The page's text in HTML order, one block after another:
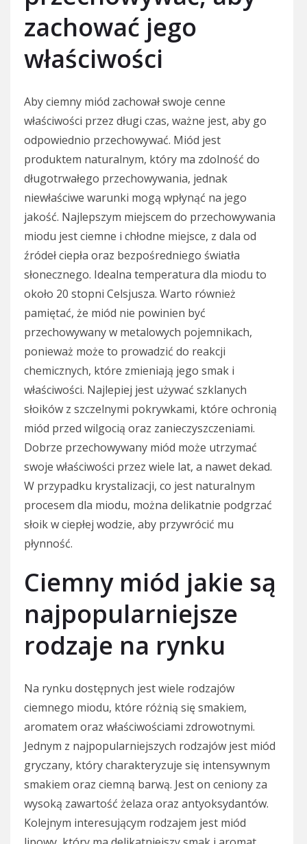
zachować jego
właściwości
Aby ciemny miód zachował swoje cenne
właściwości przez długi czas, ważne jest, aby go
odpowiednio przechowywać. Miód jest
produktem naturalnym, który ma zdolność do
długotrwałego przechowywania, jednak
niewłaściwe warunki mogą wpłynąć na jego
jakość. Najlepszym miejscem do przechowywania
miodu jest ciemne i chłodne miejsce, z dala od
źródeł ciepła oraz bezpośredniego światła
słonecznego. Idealna temperatura dla miodu to
około 20 stopni Celsjusza. Warto również
pamiętać, że miód nie powinien być
przechowywany w metalowych pojemnikach,
ponieważ może to prowadzić do reakcji
chemicznych, które zmieniają jego smak i
właściwości. Najlepiej jest używać szklanych
słoików z szczelnymi pokrywkami, które ochronią
miód przed wilgocią oraz zanieczyszczeniami.
Dobrze przechowywany miód może utrzymać
swoje właściwości przez wiele lat, a nawet dekad.
W przypadku krystalizacji, co jest naturalnym
procesem dla miodu, można delikatnie podgrzać
słoik w ciepłej wodzie, aby przywrócić mu
płynność.
Ciemny miód jakie są
najpopularniejsze
rodzaje na rynku
Na rynku dostępnych jest wiele rodzajów
ciemnego miodu, które różnią się smakiem,
aromatem oraz właściwościami zdrowotnymi.
Jednym z najpopularniejszych rodzajów jest miód
gryczany, który charakteryzuje się intensywnym
smakiem oraz ciemną barwą. Jest on ceniony za
wysoką zawartość żelaza oraz antyoksydantów.
Kolejnym interesującym rodzajem jest miód